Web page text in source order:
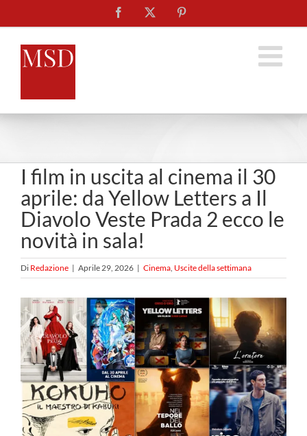
al
contenuto
Facebook
I film in uscita al cinema il 30
aprile: da Yellow Letters a Il
Diavolo Veste Prada 2 ecco le
novità in sala!
Di Redazione | Aprile 29, 2026 | Cinema, Uscite della settimana